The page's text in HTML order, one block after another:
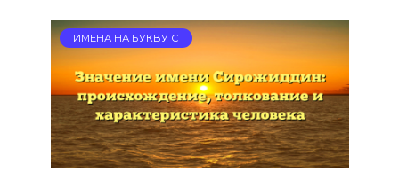
ИМЕНА НА БУКВУ С